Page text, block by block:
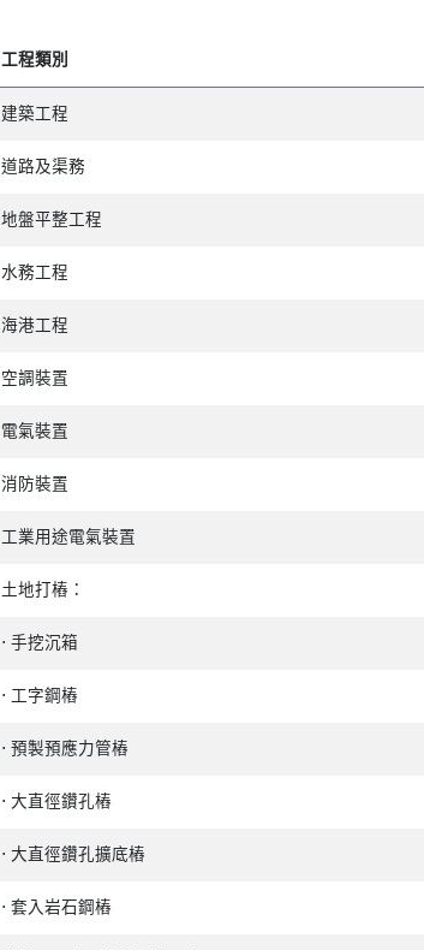
工程類別
建築工程
道路及渠務
地盤平整工程
水務工程
海港工程
空調裝置
電氣裝置
消防裝置
工業用途電氣裝置
土地打樁：
⋅ 手挖沉箱
⋅ 工字鋼樁
⋅ 預製預應力管樁
⋅ 大直徑鑽孔樁
⋅ 大直徑鑽孔擴底樁
⋅ 套入岩石鋼樁